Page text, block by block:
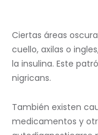
Ciertas áreas
cuello, axilas o
la insulina. Este
nigricans.
También existen
medicamentos y